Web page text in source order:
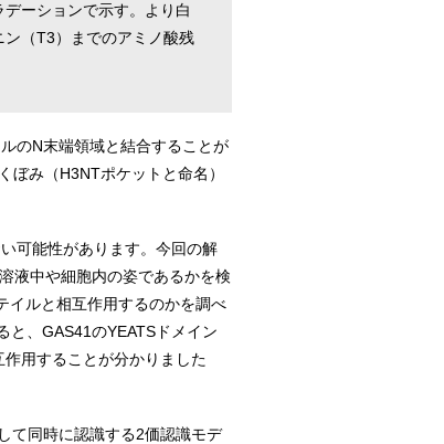
ーションで示す。より白
（T3）までのアミノ酸残
のN末端領域と結合することが
み（H3NTポケットと命名）
可能性があります。今回の解
液中や細胞内の姿であるかを検
イルと相互作用するのかを調べ
と、GAS41のYEATSドメイン
用することが分かりました
て同時に認識する2価認識モデ